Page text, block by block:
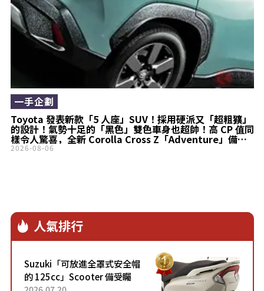
Toyota 發表新款「5 人座」SUV！採用硬派又「超粗獷」
的設計！氣勢十足的「黑色」雙色車身也超帥！高 CP 值同
樣令人驚喜，全新 Corolla Cross Z「Adventure」備受
矚目！
一手企劃
2026-08-06
人氣排行
Suzuki「可放進全罩式安全帽
的 125cc」Scooter 備受矚